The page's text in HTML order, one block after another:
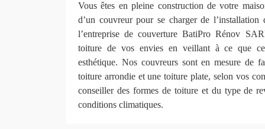
Vous êtes en pleine construction de votre
d’un couvreur pour se charger de
l’entreprise de couverture BatiPro Rénov
toiture de vos envies en veillant à ce que
esthétique. Nos couvreurs sont en mesure de
toiture arrondie et une toiture plate, selon vos
conseiller des formes de toiture et du type de
conditions climatiques.